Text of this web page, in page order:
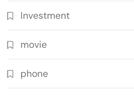
Investment
movie
phone